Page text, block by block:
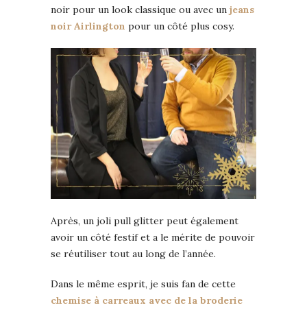
noir pour un look classique ou avec un jeans
noir Airlington pour un côté plus cosy.
Après, un joli pull glitter peut également
avoir un côté festif et a le mérite de pouvoir
se réutiliser tout au long de l’année.
Dans le même esprit, je suis fan de cette
chemise à carreaux avec de la broderie